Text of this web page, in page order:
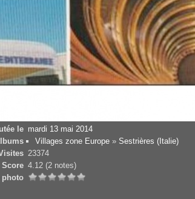
le mardi 13 mai 2014
Villages zone Europe »Sestrières (Italie)
23374
Score 4.12 (2 notes)
photo